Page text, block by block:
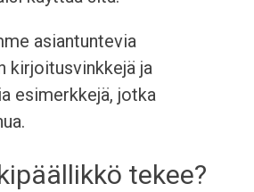
asiantuntevia
kirjoitusvinkkejä ja
esimerkkejä, jotka
tekee?